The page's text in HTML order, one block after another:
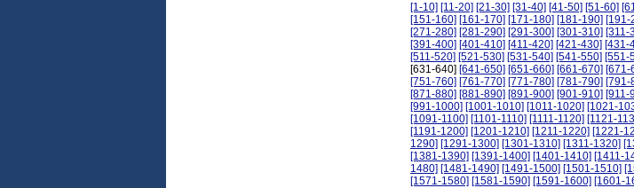
[1-10] [11-20] [21-30] [31-40] [41-50] [51-60]
[151-160] [161-170] [171-180] [181-190] [191-
[271-280] [281-290] [291-300] [301-310] [311-
[391-400] [401-410] [411-420] [421-430] [431-
[511-520] [521-530] [531-540] [541-550] [551-
[631-640] [641-650] [651-660] [661-670] [671-
[751-760] [761-770] [771-780] [781-790] [791-
[871-880] [881-890] [891-900] [901-910] [911-
[991-1000] [1001-1010] [1011-1020] [1021-
[1091-1100] [1101-1110] [1111-1120] [1121-
[1191-1200] [1201-1210] [1211-1220] [1221-
1290] [1291-1300] [1301-1310] [1311-1320]
[1381-1390] [1391-1400] [1401-1410] [1411-
1480] [1481-1490] [1491-1500] [1501-1510]
[1571-1580] [1581-1590] [1591-1600] [1601-